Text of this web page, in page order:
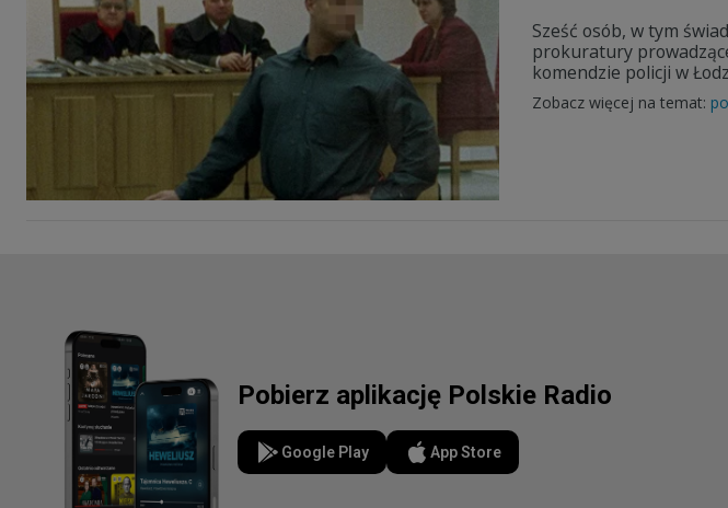
Sześć osób, w tym
prokuratury
komendzie policji w
Zobacz więcej na temat:
Pobierz aplikację Polskie Radio
Google Play App Store